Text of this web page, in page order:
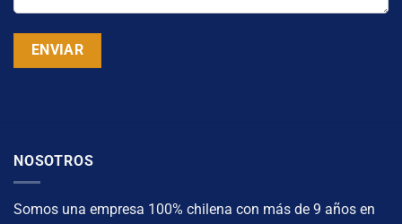
NOSOTROS
Somos una empresa 100% chilena con más de 9 años en